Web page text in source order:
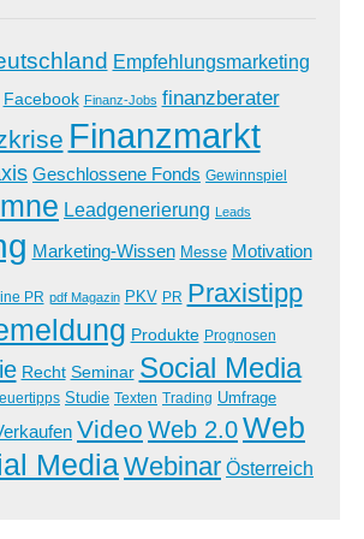
Empfehlungsmarketing
Facebook Finanz-Jobs finanzberater
Finanzmarkt
Geschlossene Fonds Gewinnspiel
Leadgenerierung Leads
Marketing-Wissen Messe Motivation
PR pdf Magazin PKV PR Praxistipp
Produkte Prognosen
Recht Seminar Social Media
Studie Texten Trading Umfrage
Video Web 2.0Web
MediaWebinar Österreich